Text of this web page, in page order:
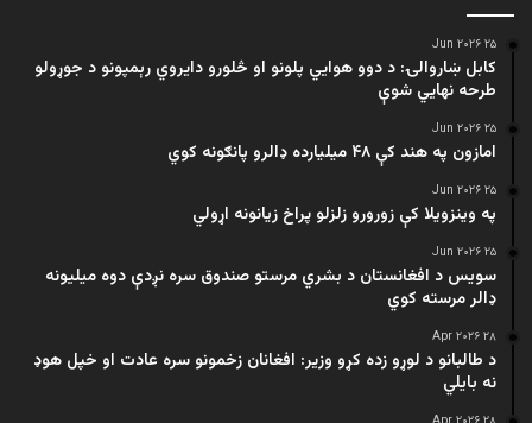
۲۵ Jun ۲۰۲۶
کابل ښاروالۍ: د دوو هوايي پلونو او څلورو دایروي رېمپونو د جوړولو
طرحه نهایي شوې
۲۵ Jun ۲۰۲۶
امازون په هند کې ۴۸ میلیارده ډالرو پانګونه کوي
۲۵ Jun ۲۰۲۶
په وینزویلا کې زورورو زلزلو پراخ زیانونه اړولي
۲۵ Jun ۲۰۲۶
سویس د افغانستان د بشري مرستو صندوق سره نږدې دوه میلیونه
ډالر مرسته کوي
۲۸ Apr ۲۰۲۶
د طالبانو د لوړو زده کړو وزیر: افغانان زخمونو سره عادت او خپل هوډ
نه بایلي